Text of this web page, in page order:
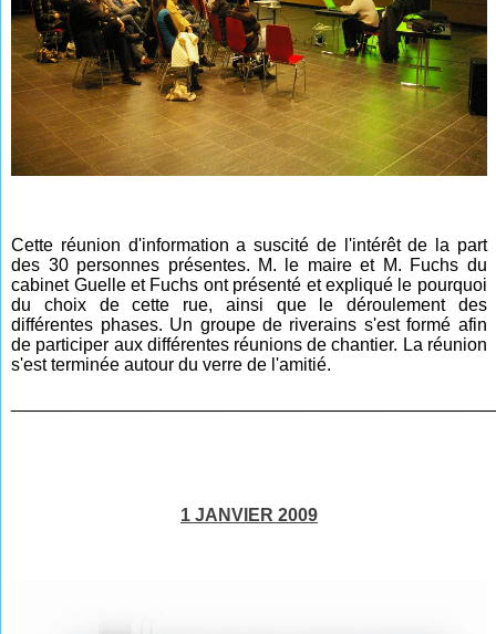
Cette réunion d'information a suscité de l'intérêt de la part
des 30 personnes présentes. M. le maire et M. Fuchs du
cabinet Guelle et Fuchs ont présenté et expliqué le pourquoi
du choix de cette rue, ainsi que le déroulement des
différentes phases. Un groupe de riverains s'est formé afin
de participer aux différentes réunions de chantier. La réunion
s'est terminée autour du verre de l'amitié.
1 JANVIER 2009